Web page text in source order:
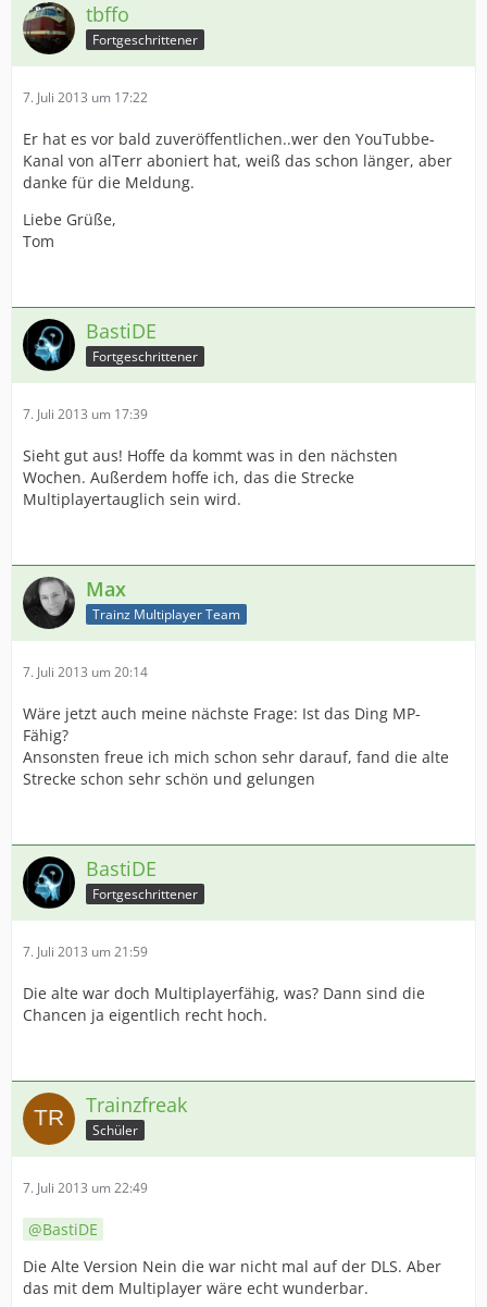
tbffo
Fortgeschrittener
7. Juli 2013 um 17:22
Er hat es vor bald zuveröffentlichen..wer den YouTubbe-
Kanal von alTerr aboniert hat, weiß das schon länger, aber
danke für die Meldung.
Liebe Grüße,
Tom
BastiDE
Fortgeschrittener
7. Juli 2013 um 17:39
Sieht gut aus! Hoffe da kommt was in den nächsten
Wochen. Außerdem hoffe ich, das die Strecke
Multiplayertauglich sein wird.
Max
Trainz Multiplayer Team
7. Juli 2013 um 20:14
Wäre jetzt auch meine nächste Frage: Ist das Ding MP-
Fähig?
Ansonsten freue ich mich schon sehr darauf, fand die alte
Strecke schon sehr schön und gelungen
BastiDE
Fortgeschrittener
7. Juli 2013 um 21:59
Die alte war doch Multiplayerfähig, was? Dann sind die
Chancen ja eigentlich recht hoch.
Trainzfreak
Schüler
7. Juli 2013 um 22:49
BastiDE
Die Alte Version Nein die war nicht mal auf der DLS. Aber
das mit dem Multiplayer wäre echt wunderbar.